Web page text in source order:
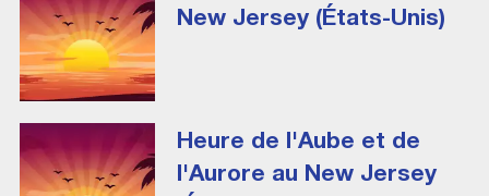
New Jersey (États-Unis)
Heure de l'Aube et de
l'Aurore au New Jersey